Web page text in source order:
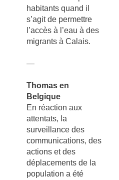
habitants quand il
s’agit de permettre
l’accès à l’eau à des
migrants à Calais.
—
Thomas en
Belgique
En réaction aux
attentats, la
surveillance des
communications, des
actions et des
déplacements de la
population a été